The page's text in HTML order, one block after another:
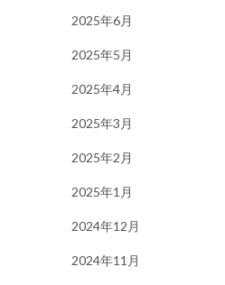
2025年6月
2025年5月
2025年4月
2025年3月
2025年2月
2025年1月
2024年12月
2024年11月